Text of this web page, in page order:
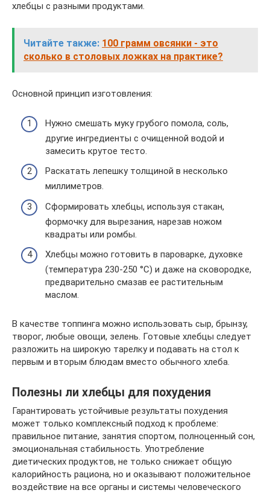
хлебцы с разными продуктами.
Читайте также: 100 грамм овсянки - это
сколько в столовых ложках на практике?
Основной принцип изготовления:
Нужно смешать муку грубого помола, соль,
другие ингредиенты с очищенной водой и
замесить крутое тесто.
Раскатать лепешку толщиной в несколько
миллиметров.
Сформировать хлебцы, используя стакан,
формочку для вырезания, нарезав ножом
квадраты или ромбы.
Хлебцы можно готовить в пароварке, духовке
(температура 230-250 °С) и даже на сковородке,
предварительно смазав ее растительным
маслом.
В качестве топпинга можно использовать сыр, брынзу,
творог, любые овощи, зелень. Готовые хлебцы следует
разложить на широкую тарелку и подавать на стол к
первым и вторым блюдам вместо обычного хлеба.
Полезны ли хлебцы для похудения
Гарантировать устойчивые результаты похудения
может только комплексный подход к проблеме:
правильное питание, занятия спортом, полноценный сон,
эмоциональная стабильность. Употребление
диетических продуктов, не только снижает общую
калорийность рациона, но и оказывают положительное
воздействие на все органы и системы человеческого